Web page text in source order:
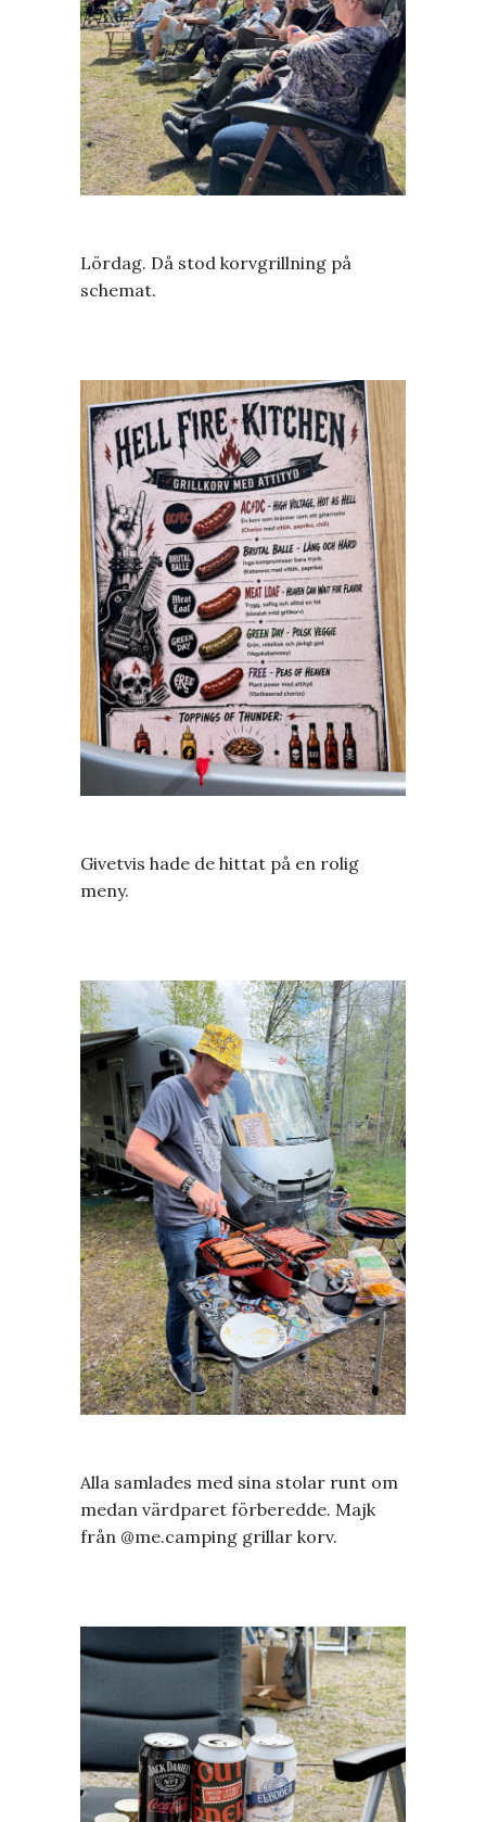
Lördag. Då stod korvgrillning på
schemat.
Givetvis hade de hittat på en rolig
meny.
Alla samlades med sina stolar runt om
medan värdparet förberedde. Majk
från @me.camping grillar korv.